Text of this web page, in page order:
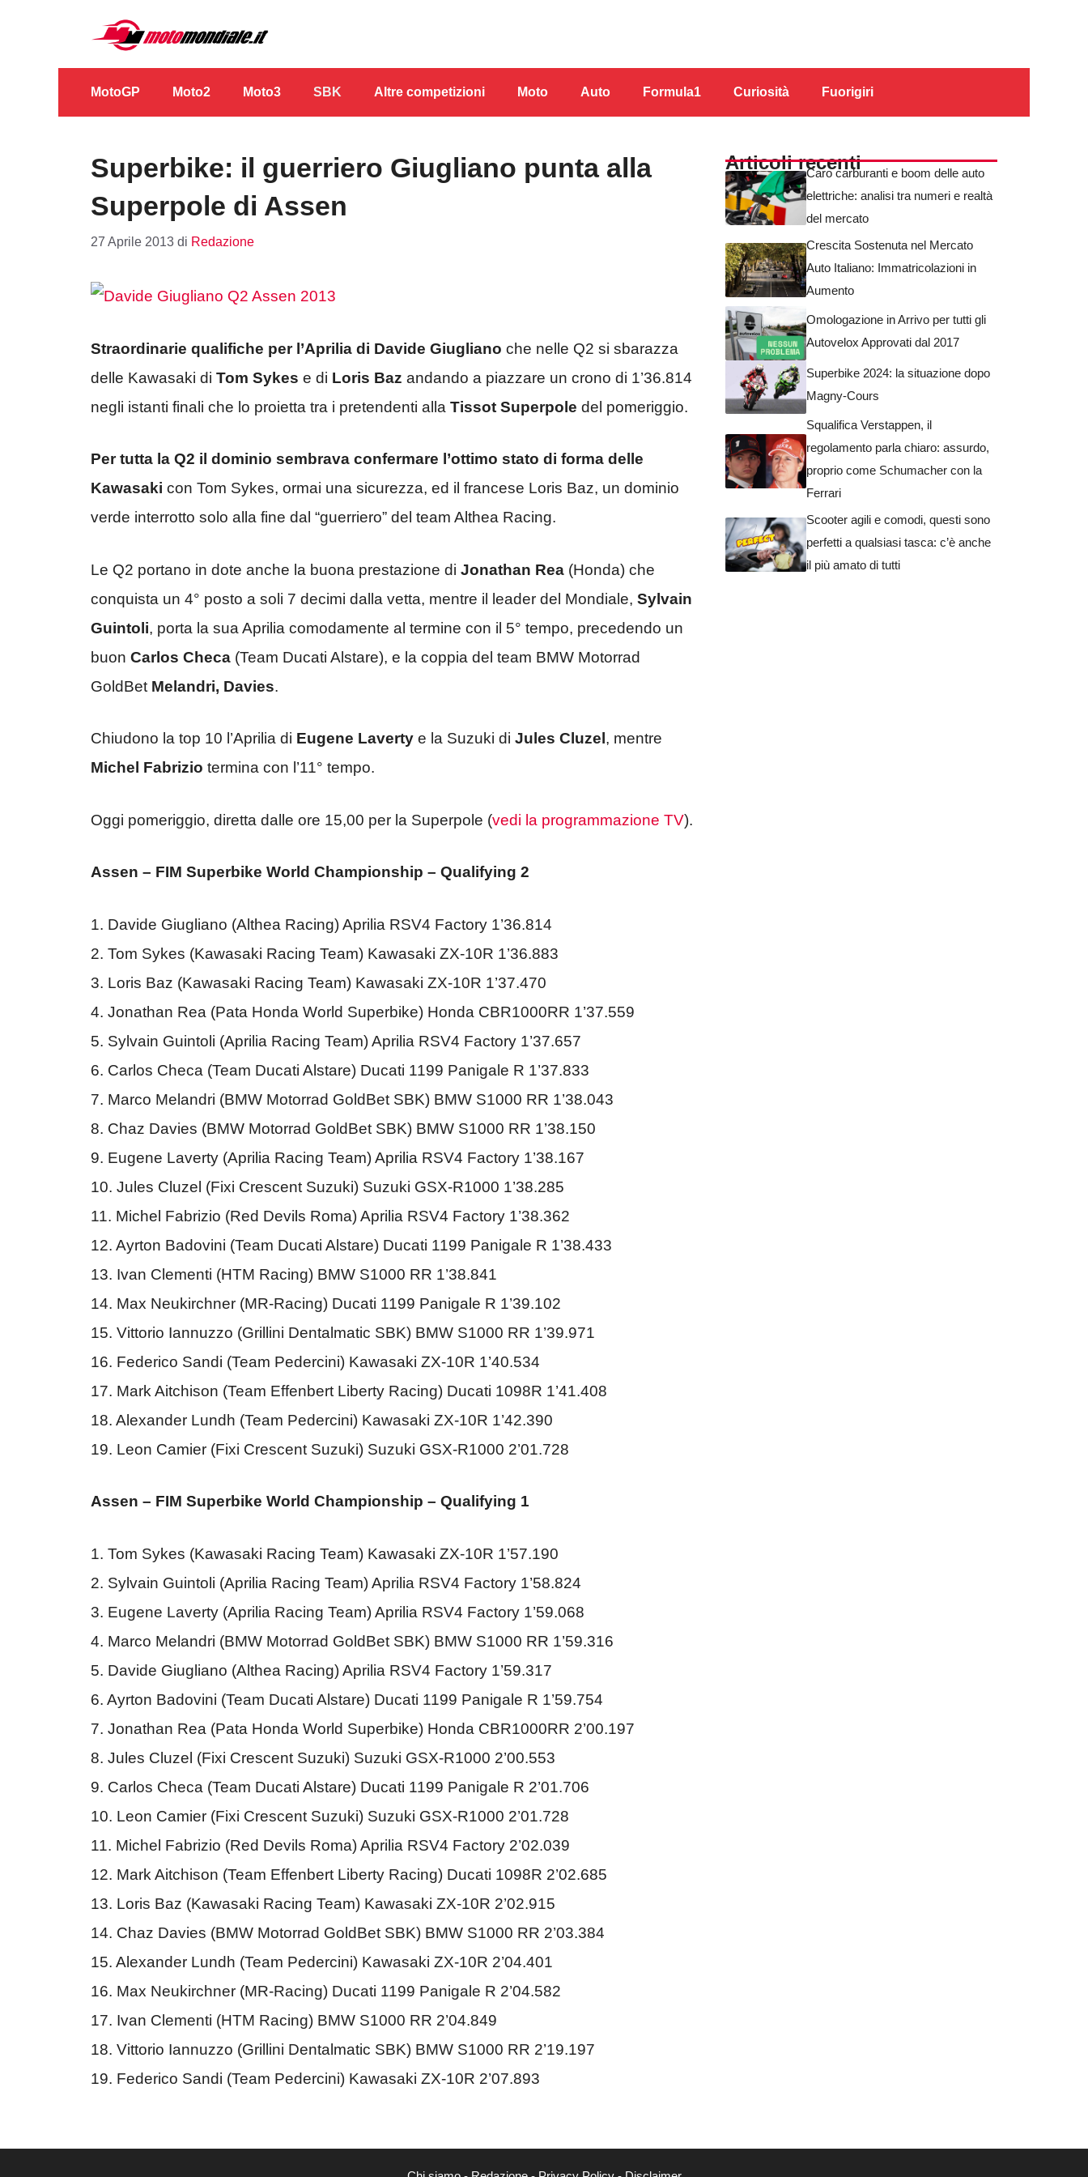
contenuto
MotoGP Moto2 Moto3 SBK Altre competizioni Moto Auto Formula1 Curiosità Fuorigiri
Superbike: il guerriero Giugliano punta alla
Superpole di Assen
27 Aprile 2013 di Redazione
Straordinarie qualifiche per l’Aprilia di Davide Giugliano che nelle Q2 si sbarazza
delle Kawasaki di Tom Sykes e di Loris Baz andando a piazzare un crono di 1’36.814
negli istanti finali che lo proietta tra i pretendenti alla Tissot Superpole del pomeriggio.
Per tutta la Q2 il dominio sembrava confermare l’ottimo stato di forma delle
Kawasaki con Tom Sykes, ormai una sicurezza, ed il francese Loris Baz, un dominio
verde interrotto solo alla fine dal “guerriero” del team Althea Racing.
Le Q2 portano in dote anche la buona prestazione di Jonathan Rea (Honda) che
conquista un 4° posto a soli 7 decimi dalla vetta, mentre il leader del Mondiale, Sylvain
Guintoli, porta la sua Aprilia comodamente al termine con il 5° tempo, precedendo un
buon Carlos Checa (Team Ducati Alstare), e la coppia del team BMW Motorrad
GoldBet Melandri, Davies.
Chiudono la top 10 l’Aprilia di Eugene Laverty e la Suzuki di Jules Cluzel , mentre
Michel Fabrizio termina con l’11° tempo.
Oggi pomeriggio, diretta dalle ore 15,00 per la Superpole (vedi la programmazione TV).
Assen – FIM Superbike World Championship – Qualifying 2
1. Davide Giugliano (Althea Racing) Aprilia RSV4 Factory 1’36.814
2. Tom Sykes (Kawasaki Racing Team) Kawasaki ZX-10R 1’36.883
3. Loris Baz (Kawasaki Racing Team) Kawasaki ZX-10R 1’37.470
4. Jonathan Rea (Pata Honda World Superbike) Honda CBR1000RR 1’37.559
5. Sylvain Guintoli (Aprilia Racing Team) Aprilia RSV4 Factory 1’37.657
6. Carlos Checa (Team Ducati Alstare) Ducati 1199 Panigale R 1’37.833
7. Marco Melandri (BMW Motorrad GoldBet SBK) BMW S1000 RR 1’38.043
8. Chaz Davies (BMW Motorrad GoldBet SBK) BMW S1000 RR 1’38.150
9. Eugene Laverty (Aprilia Racing Team) Aprilia RSV4 Factory 1’38.167
10. Jules Cluzel (Fixi Crescent Suzuki) Suzuki GSX-R1000 1’38.285
11. Michel Fabrizio (Red Devils Roma) Aprilia RSV4 Factory 1’38.362
12. Ayrton Badovini (Team Ducati Alstare) Ducati 1199 Panigale R 1’38.433
13. Ivan Clementi (HTM Racing) BMW S1000 RR 1’38.841
14. Max Neukirchner (MR-Racing) Ducati 1199 Panigale R 1’39.102
15. Vittorio Iannuzzo (Grillini Dentalmatic SBK) BMW S1000 RR 1’39.971
16. Federico Sandi (Team Pedercini) Kawasaki ZX-10R 1’40.534
17. Mark Aitchison (Team Effenbert Liberty Racing) Ducati 1098R 1’41.408
18. Alexander Lundh (Team Pedercini) Kawasaki ZX-10R 1’42.390
19. Leon Camier (Fixi Crescent Suzuki) Suzuki GSX-R1000 2’01.728
Assen – FIM Superbike World Championship – Qualifying 1
1. Tom Sykes (Kawasaki Racing Team) Kawasaki ZX-10R 1’57.190
2. Sylvain Guintoli (Aprilia Racing Team) Aprilia RSV4 Factory 1’58.824
3. Eugene Laverty (Aprilia Racing Team) Aprilia RSV4 Factory 1’59.068
4. Marco Melandri (BMW Motorrad GoldBet SBK) BMW S1000 RR 1’59.316
5. Davide Giugliano (Althea Racing) Aprilia RSV4 Factory 1’59.317
6. Ayrton Badovini (Team Ducati Alstare) Ducati 1199 Panigale R 1’59.754
7. Jonathan Rea (Pata Honda World Superbike) Honda CBR1000RR 2’00.197
8. Jules Cluzel (Fixi Crescent Suzuki) Suzuki GSX-R1000 2’00.553
9. Carlos Checa (Team Ducati Alstare) Ducati 1199 Panigale R 2’01.706
10. Leon Camier (Fixi Crescent Suzuki) Suzuki GSX-R1000 2’01.728
11. Michel Fabrizio (Red Devils Roma) Aprilia RSV4 Factory 2’02.039
12. Mark Aitchison (Team Effenbert Liberty Racing) Ducati 1098R 2’02.685
13. Loris Baz (Kawasaki Racing Team) Kawasaki ZX-10R 2’02.915
14. Chaz Davies (BMW Motorrad GoldBet SBK) BMW S1000 RR 2’03.384
15. Alexander Lundh (Team Pedercini) Kawasaki ZX-10R 2’04.401
16. Max Neukirchner (MR-Racing) Ducati 1199 Panigale R 2’04.582
17. Ivan Clementi (HTM Racing) BMW S1000 RR 2’04.849
18. Vittorio Iannuzzo (Grillini Dentalmatic SBK) BMW S1000 RR 2’19.197
19. Federico Sandi (Team Pedercini) Kawasaki ZX-10R 2’07.893
Articoli recentiCaro carburanti e boom delle auto
elettriche: analisi tra numeri e realtà
del mercato
Crescita Sostenuta nel Mercato
Auto Italiano: Immatricolazioni in
Aumento
Omologazione in Arrivo per tutti gli
Autovelox Approvati dal 2017
Superbike 2024: la situazione dopo
Magny-Cours
Squalifica Verstappen, il
regolamento parla chiaro: assurdo,
proprio come Schumacher con la
Ferrari
Scooter agili e comodi, questi sono
perfetti a qualsiasi tasca: c’è anche
il più amato di tutti